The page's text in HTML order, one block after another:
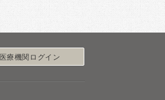
医療機関ログイン